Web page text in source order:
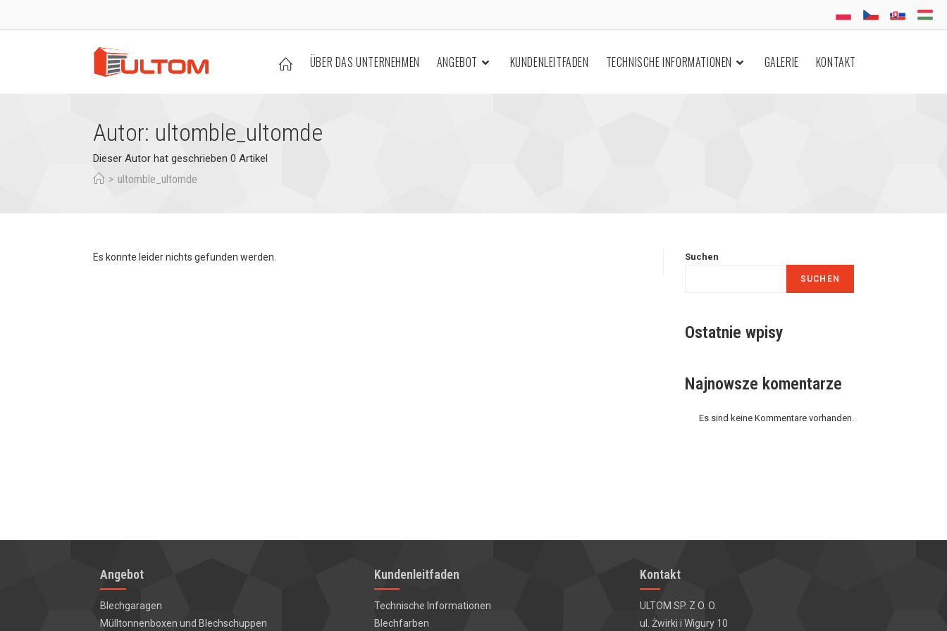
ÜBER DAS UNTERNEHMEN ANGEBOT KUNDENLEITFADEN TECHNISCHE INFORMATIONEN GALERIE KONTAKT
Autor: ultomble_ultomde
Dieser Autor hat geschrieben 0 Artikel
> ultomble_ultomde
Es konnte leider nichts gefunden werden. Suchen
SUCHEN
Ostatnie wpisy
Najnowsze komentarze
Es sind keine Kommentare vorhanden.
Angebot
Blechgaragen
Mülltonnenboxen und Blechschuppen
Kundenleitfaden
Technische Informationen
Blechfarben
Kontakt
ULTOM SP. Z O. O.
ul. Żwirki i Wigury 10